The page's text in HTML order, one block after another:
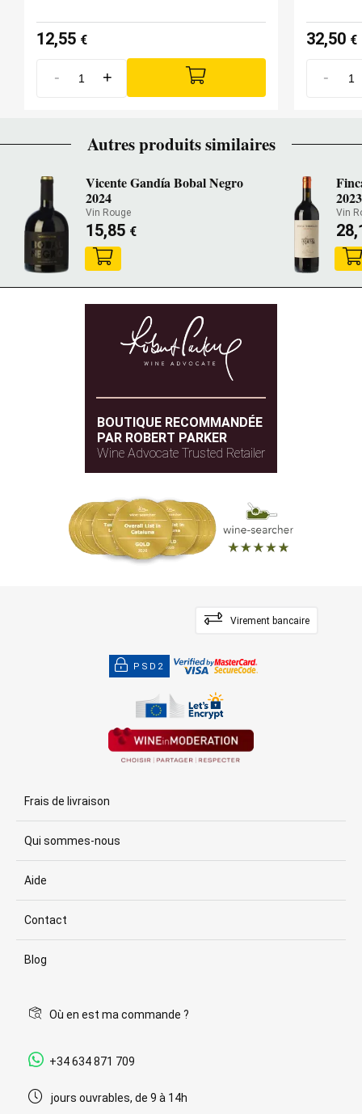
12,55 €
- +
32,50 €
-
Autres produits similaires
Vicente Gandía Bobal Negro
2024
Vin Rouge
15,85 €
2023
Vin
BOUTIQUE RECOMMANDÉE
PAR ROBERT PARKER
Wine Advocate Trusted Retailer
Virement bancaire
PSD2
Frais de livraison
Qui sommes-nous
Aide
Contact
Blog
Où en est ma commande ?
+34 634 871 709
jours ouvrables, de 9 à 14h